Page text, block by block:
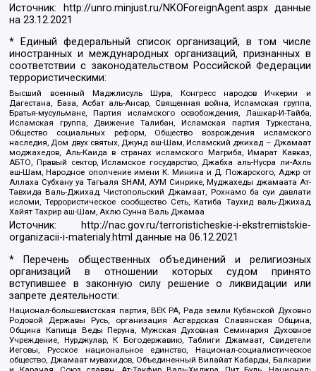
Источник: http://unro.minjust.ru/NKOForeignAgent.aspxданные
на23.12.2021
* Единый федеральный список организаций, в том числе
иностранных и международных организаций, признанных в
соответствии с законодательством Российской Федерации
террористическими:
Высший военный Маджлисуль Шура, Конгресс народов Ичкерии и
Дагестана, База, Асбат аль-Ансар, Священная война, Исламская группа,
Братья-мусульмане, Партия исламского освобождения, Лашкар-И-Тайба,
Исламская группа, Движение Талибан, Исламская партия Туркестана,
Общество социальных реформ, Общество возрождения исламского
наследия, Дом двух святых, Джунд аш-Шам, Исламский джихад – Джамаат
моджахедов, Аль-Каида в странах исламского Магриба, Имарат Кавказ,
АБТО, Правый сектор, Исламское государство, Джабха аль-Нусра ли-Ахль
аш-Шам, Народное ополчение имени К. Минина и Д. Пожарского, Аджр от
Аллаха Субхану уа Тагьаля SHAM, АУМ Синрике, Муджахеды джамаата Ат-
Тавхида Валь-Джихад, Чистопольский Джамаат, Рохнамо ба суи давлати
исломи, Террористическое сообщество Сеть, Катиба Таухид валь-Джихад,
Хайят Тахрир аш-Шам, Ахлю Сунна Валь Джамаа
Источник:
http://nac.gov.ru/terroristicheskie-i-ekstremistskie-
organizacii-i-materialy.html данные на06.12.2021
* Перечень общественных объединений и религиозных
организаций в отношении которых судом принято
вступившее в законную силу решение о ликвидации или
запрете деятельности:
Национал-большевистская партия, ВЕК РА, Рада земли Кубанской Духовно
Родовой Державы Русь, организация Асгардская Славянская Община,
Община Капища Веды Перуна, Мужская Духовная Семинария Духовное
Учреждение, Нурджулар, К Богодержавию, Таблиги Джамаат, Свидетели
Иеговы, Русское национальное единство, Национал-социалистическое
общество, Джамаат мувахидов, Объединенный Вилайат Кабарды, Балкарии